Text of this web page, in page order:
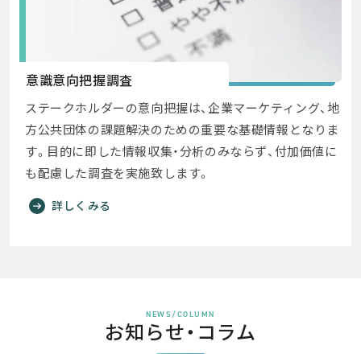
意識意向把握調査
ステークホルダーの意向把握は、企業マーケティング、地
方公共団体の課題解決のための重要な基礎情報となりま
す。目的に即した情報収集・分析のみならず、付加価値に
も配慮した調査を実施致します。
詳しくみる
NEWS/COLUMN
お知らせ・コラム